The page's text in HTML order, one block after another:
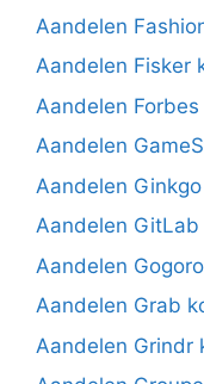
Aandelen
Aandelen Fisker
Aandelen Forbes
Aandelen
Aandelen
Aandelen GitLab
Aandelen
Aandelen Grab
Aandelen Grindr